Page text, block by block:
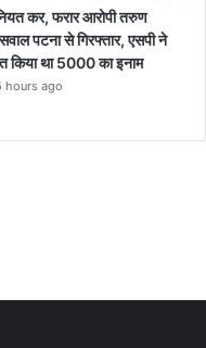
कर, फरार आरोपी तरुण
पटना से गिरफ्तार, एसपी ने
किया था 5000 का इनाम
hours ago